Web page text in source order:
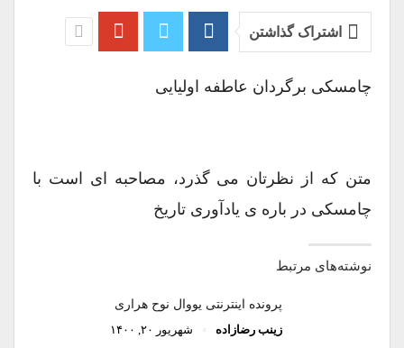
اشتراک گذاشتن
چامسکی برگردان عاطفه اولیایی
متن که از نظرتان می گذرد، مصاحبه ای است با
چامسکی در باره ی یادآوری تاریخ
نوشته‌های مرتبط
پرونده اینترنتی یووال نوح هراری
زینب رضازاده
شهریور ۲۰, ۱۴۰۰